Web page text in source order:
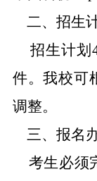
二、招生
招生计划
件。我校可
调整。
三、报名
考生必须